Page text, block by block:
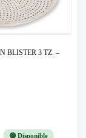
BLISTER 3 TZ. –
🟢 Disponible